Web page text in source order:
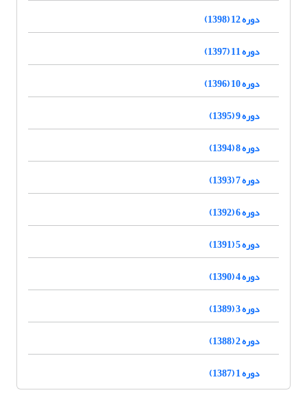
دوره 12 (1398)
دوره 11 (1397)
دوره 10 (1396)
دوره 9 (1395)
دوره 8 (1394)
دوره 7 (1393)
دوره 6 (1392)
دوره 5 (1391)
دوره 4 (1390)
دوره 3 (1389)
دوره 2 (1388)
دوره 1 (1387)